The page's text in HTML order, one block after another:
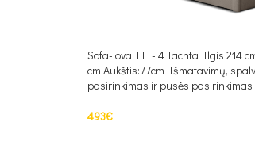
Sofa-lova ELT- 4 Tachta Ilgis 214
cm Aukštis:77cm Išmatavimų,
pasirinkimas ir pusės pasirinkimas
493€